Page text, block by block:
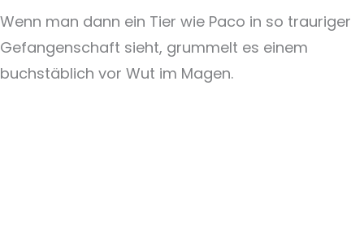
Wenn man dann ein Tier wie Paco in so trauriger
Gefangenschaft sieht, grummelt es einem
buchstäblich vor Wut im Magen.